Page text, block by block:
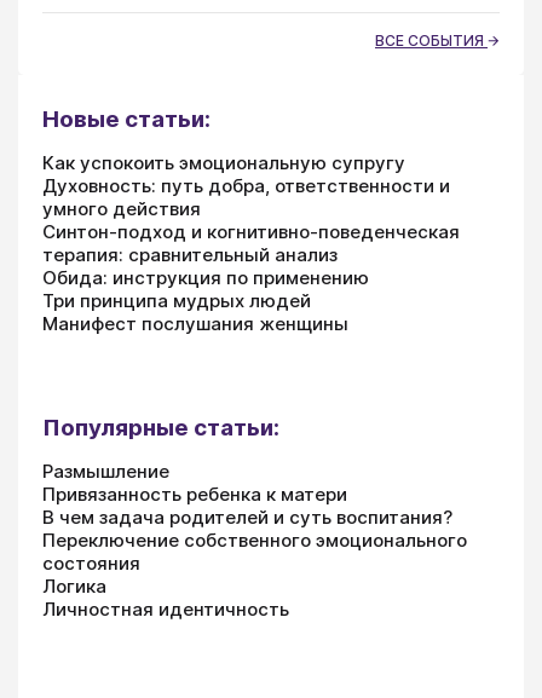
ВСЕ СОБЫТИЯ
Новые статьи:
Как успокоить эмоциональную супругу
Духовность: путь добра, ответственности и
умного действия
Синтон-подход и когнитивно-поведенческая
терапия: сравнительный анализ
Обида: инструкция по применению
Три принципа мудрых людей
Манифест послушания женщины
Популярные статьи:
Размышление
Привязанность ребенка к матери
В чем задача родителей и суть воспитания?
Переключение собственного эмоционального
состояния
Логика
Личностная идентичность